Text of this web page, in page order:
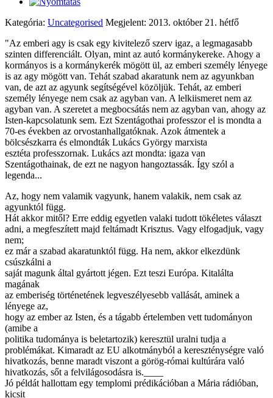
Kategória: Uncategorised Megjelent: 2013. október 21. hétfő
"Az emberi agy is csak egy kivitelező szerv igaz, a legmagasabb
szinten differenciált. Olyan, mint az autó kormánykereke. Ahogy a
kormányos is a kormánykerék mögött ül, az emberi személy lényege
is az agy mögött van. Tehát szabad akaratunk nem az agyunkban
van, de azt az agyunk segítségével közöljük. Tehát, az emberi
személy lényege nem csak az agyban van. A lelkiismeret nem az
agyban van. A szeretet a megbocsátás nem az agyban van, ahogy az
Isten-kapcsolatunk sem. Ezt Szentágothai professzor el is mondta a
70-es években az orvostanhallgatóknak. Azok átmentek a
bölcsészkarra és elmondták Lukács György marxista
esztéta professzornak. Lukács azt mondta: igaza van
Szentágothainak, de ezt ne nagyon hangoztassák. Így szól a
legenda...
Az, hogy nem valamik vagyunk, hanem valakik, nem csak az
agyunktól függ.
Hát akkor mitől? Erre eddig egyetlen valaki tudott tökéletes választ
adni, a megfeszített majd feltámadt Krisztus. Vagy elfogadjuk, vagy
nem;
ez már a szabad akaratunktól függ. Ha nem, akkor elkezdünk
csúszkálni a
saját magunk által gyártott jégen. Ezt teszi Európa. Kitalálta
magának
az emberiség történetének legveszélyesebb vallását, aminek a
lényege az,
hogy az ember az Isten, és a tágabb értelemben vett tudományon
(amibe a
politika tudománya is beletartozik) keresztül uralni tudja a
problémákat. Kimaradt az EU alkotmányból a kereszténységre való
hivatkozás, benne maradt viszont a görög-római kultúrára való
hivatkozás, sőt a felvilágosodásra is.____
Jó példát hallottam egy templomi prédikációban a Mária rádióban,
kicsit